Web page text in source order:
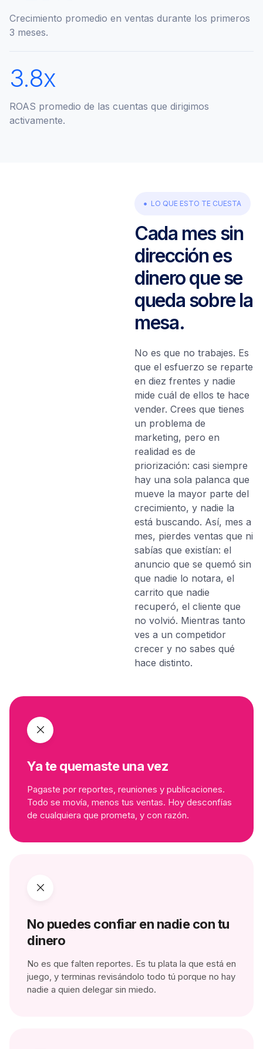
Crecimiento promedio en ventas durante los primeros
3 meses.
3.8x
ROAS promedio de las cuentas que dirigimos
activamente.
LO QUE ESTO TE CUESTA
Cada mes sin
dirección es
dinero que se
queda sobre la
mesa.
No es que no trabajes. Es
que el esfuerzo se reparte
en diez frentes y nadie
mide cuál de ellos te hace
vender. Crees que tienes
un problema de
marketing, pero en
realidad es de
priorización: casi siempre
hay una sola palanca que
mueve la mayor parte del
crecimiento, y nadie la
está buscando. Así, mes a
mes, pierdes ventas que ni
sabías que existían: el
anuncio que se quemó sin
que nadie lo notara, el
carrito que nadie
recuperó, el cliente que
no volvió. Mientras tanto
ves a un competidor
crecer y no sabes qué
hace distinto.
Ya te quemaste una vez
Pagaste por reportes, reuniones y publicaciones.
Todo se movía, menos tus ventas. Hoy desconfías
de cualquiera que prometa, y con razón.
No puedes confiar en nadie con tu
dinero
No es que falten reportes. Es tu plata la que está en
juego, y terminas revisándolo todo tú porque no hay
nadie a quien delegar sin miedo.